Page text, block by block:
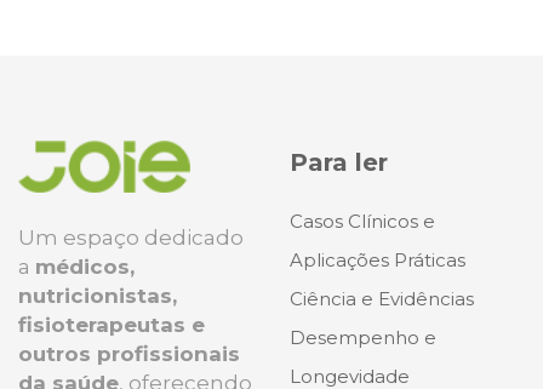
Um espaço dedicado
a médicos,
nutricionistas,
fisioterapeutas e
outros profissionais
da saúde, oferecendo
Para ler
Casos Clínicos e
Aplicações Práticas
Ciência e Evidências
Desempenho e
Longevidade